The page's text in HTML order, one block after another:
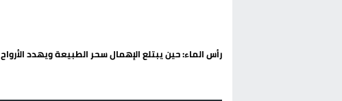
رأس الماء: حين يبتلع الإهمال سحر الطبيعة ويهدد الأرواح